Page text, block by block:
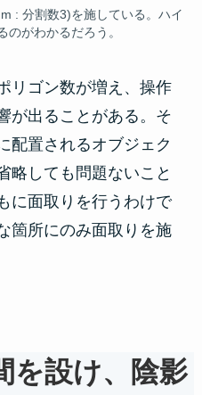
: 分割数3)を施している。ハイ
のがわかるだろう。
リゴン数が増え、操作
が出ることがある。そ
配置されるオブジェク
略しても問題ないこと
に面取りを行うわけで
箇所にのみ面取りを施
を設け、陰影